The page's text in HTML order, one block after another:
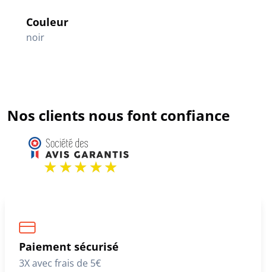
Couleur
noir
Nos clients nous font confiance
Paiement sécurisé
3X avec frais de 5€